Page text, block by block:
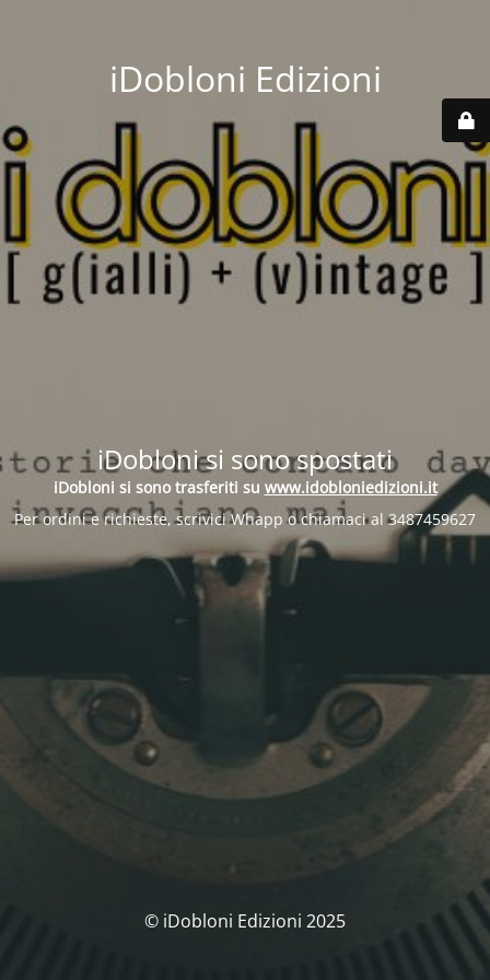
iDobloni Edizioni
iDobloni si sono spostati
iDobloni si sono trasferiti su www.idobloniedizioni.it
Per ordini e richieste, scrivici Whapp o chiamaci al 3487459627
© iDobloni Edizioni 2025